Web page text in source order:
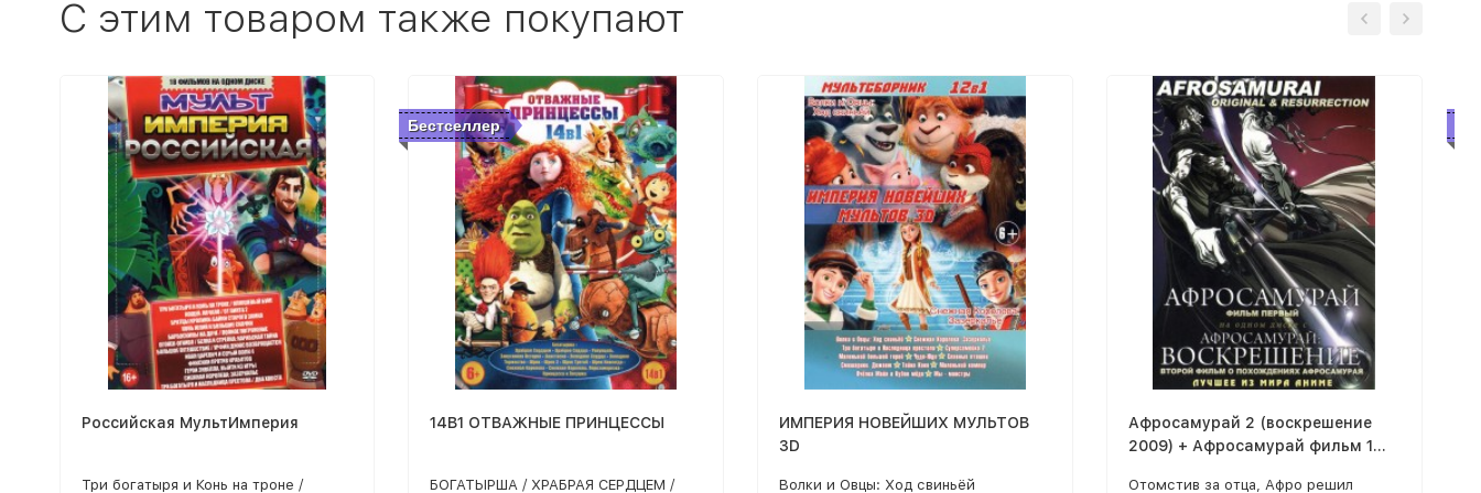
C этим товаром также покупают
Российская МультИмперия
Три богатыря и Конь на троне /
Бестселлер
14В1 ОТВАЖНЫЕ ПРИНЦЕССЫ
БОГАТЫРША / ХРАБРАЯ СЕРДЦЕМ /
ИМПЕРИЯ НОВЕЙШИХ МУЛЬТОВ
3D
Волки и Овцы: Ход свиньёй
Aфросамурай 2 (воскрешение
2009) + Афросамурай фильм 1
Отомстив за отца, Афро решил